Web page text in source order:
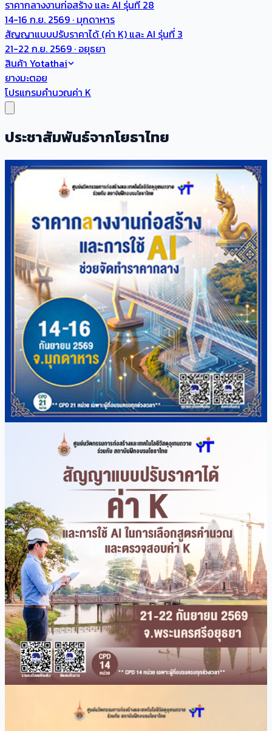
ราคากลางงานก่อสร้าง และ AI รุ่นที่ 28
14-16 ก.ย. 2569 · มุกดาหาร
สัญญาแบบปรับราคาได้ (ค่า K) และ AI รุ่นที่ 3
21-22 ก.ย. 2569 · อยุธยา
สินค้า Yotathai
ยางมะตอย
โปรแกรมคำนวณค่า K
ประชาสัมพันธ์จากโยธาไทย